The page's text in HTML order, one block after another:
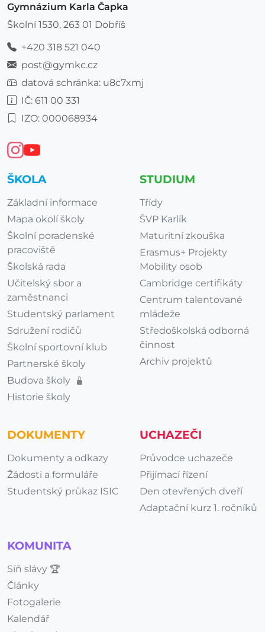
Gymnázium Karla Čapka
Školní 1530, 263 01 Dobříš
+420 318 521 040
post@gymkc.cz
datová schránka: u8c7xmj
IČ: 611 00 331
IZO: 000068934
ŠKOLA
Základní informace
Mapa okolí školy
Školní poradenské
pracoviště
Školská rada
Učitelský sbor a
zaměstnanci
Studentský parlament
Sdružení rodičů
Školní sportovní klub
Partnerské školy
Budova školy
Historie školy
STUDIUM
Třídy
ŠVP Karlík
Maturitní zkouška
Erasmus+ Projekty
Mobility osob
Cambridge certifikáty
Centrum talentované
mládeže
Středoškolská odborná
činnost
Archiv projektů
DOKUMENTY
Dokumenty a odkazy
Žádosti a formuláře
Studentský průkaz ISIC
UCHAZEČI
Průvodce uchazeče
Přijímací řízení
Den otevřených dveří
Adaptační kurz 1. ročníků
KOMUNITA
Síň slávy 🏆
Články
Fotogalerie
Kalendář